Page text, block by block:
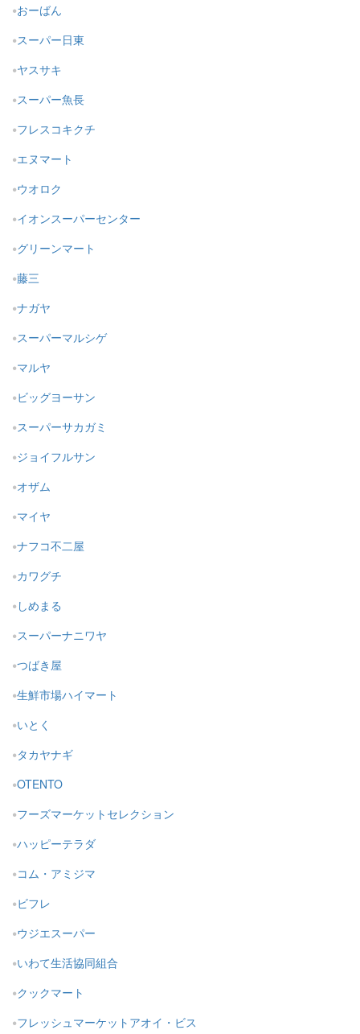
おーばん
スーパー日東
ヤスサキ
スーパー魚長
フレスコキクチ
エヌマート
ウオロク
イオンスーパーセンター
グリーンマート
藤三
ナガヤ
スーパーマルシゲ
マルヤ
ビッグヨーサン
スーパーサカガミ
ジョイフルサン
オザム
マイヤ
ナフコ不二屋
カワグチ
しめまる
スーパーナニワヤ
つばき屋
生鮮市場ハイマート
いとく
タカヤナギ
OTENTO
フーズマーケットセレクション
ハッピーテラダ
コム・アミジマ
ビフレ
ウジエスーパー
いわて生活協同組合
クックマート
フレッシュマーケットアオイ・ビス